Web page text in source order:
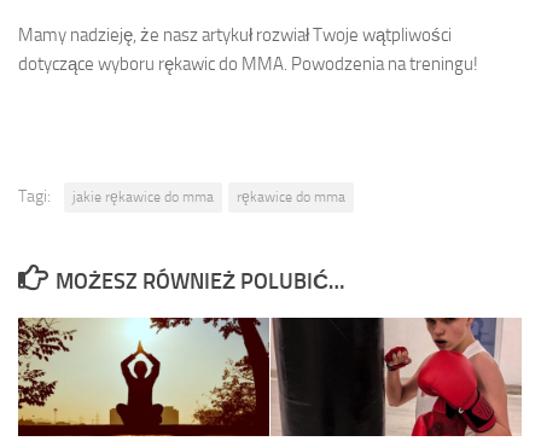
Mamy nadzieję, że nasz artykuł rozwiał Twoje wątpliwości
dotyczące wyboru rękawic do MMA. Powodzenia na treningu!
Tagi: jakie rękawice do mma rękawice do mma
MOŻESZ RÓWNIEŻ POLUBIĆ…